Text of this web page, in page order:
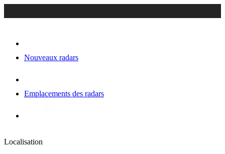
Nouveaux radars
Emplacements des radars
Localisation